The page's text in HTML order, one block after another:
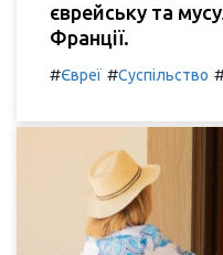
єврейську та
Франції.
#Євреї #Суспільство